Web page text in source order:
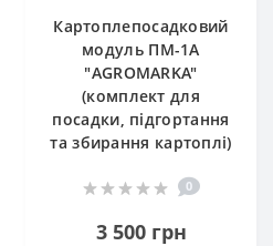
Картоплепосадковий
модуль ПМ-1А
"AGROMARKA"
(комплект для
посадки, підгортання
та збирання картоплі)
0
3 500 грн